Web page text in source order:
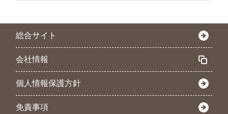
総合サイト
会社情報
個人情報保護方針
免責事項